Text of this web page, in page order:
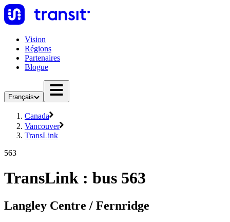
Vision
Régions
Partenaires
Blogue
Français
Canada
Vancouver
TransLink
563
TransLink : bus 563
Langley Centre / Fernridge